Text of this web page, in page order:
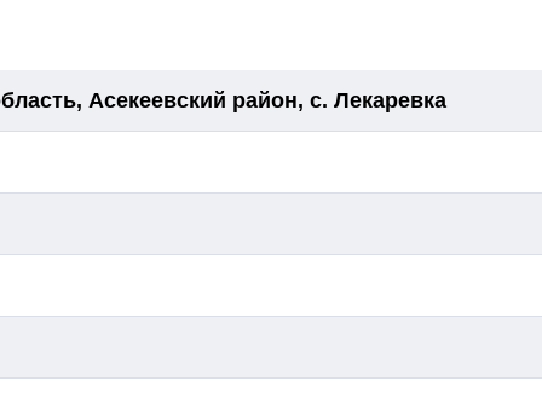
Асекеевский район, с. Лекаревка